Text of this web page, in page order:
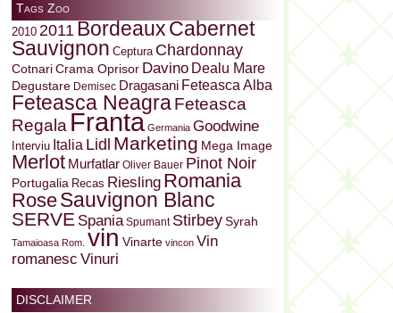
Tags Zoo
2010 2011 BordeauxCabernet
Sauvignon Ceptura Chardonnay
Cotnari Crama Oprisor Davino Dealu Mare
Degustare Demisec Dragasani Feteasca Alba
Feteasca NeagraFeteasca
Regala Franta Germania Goodwine
Interviu Italia Lidl Marketing Mega Image
Merlot Murfatlar Oliver Bauer Pinot Noir
Portugalia Recas Riesling Romania
RoseSauvignon Blanc
SERVE Spania Spumant Stirbey Syrah
Tamaioasa Rom. vin Vinarte vincon Vin
romanesc Vinuri
DISCLAIMER